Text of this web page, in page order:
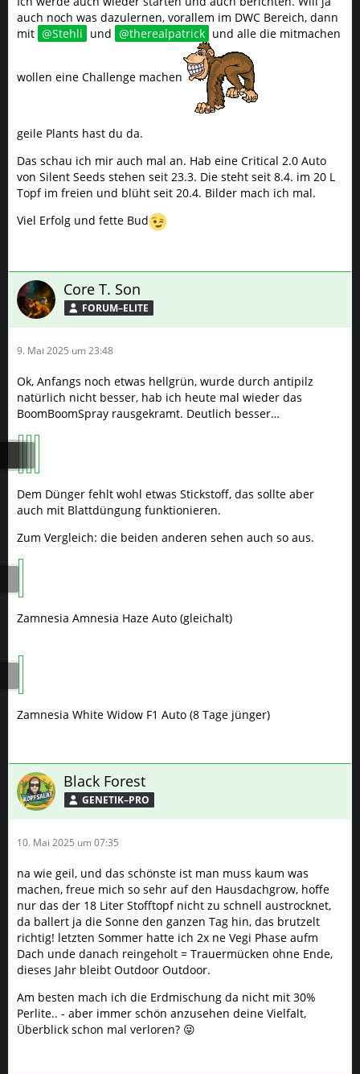
auch noch was dazulernen, vorallem im DWC Bereich, dann
mit
Stehli und therealpatrick und alle die mitmachen
wollen eine Challenge machen
geile Plants hast du da.
Das schau ich mir auch mal an. Hab eine Critical 2.0 Auto
von Silent Seeds stehen seit 23.3. Die steht seit 8.4. im 20 L
Topf im freien und blüht seit 20.4. Bilder mach ich mal.
Viel Erfolg und fette Bud
Core T. Son
FORUM–ELITE
9. Mai 2025 um 23:48
Ok, Anfangs noch etwas hellgrün, wurde durch antipilz
natürlich nicht besser, hab ich heute mal wieder das
BoomBoomSpray rausgekramt. Deutlich besser…
Dem Dünger fehlt wohl etwas Stickstoff, das sollte aber
auch mit Blattdüngung funktionieren.
Zum Vergleich: die beiden anderen sehen auch so aus.
Zamnesia Amnesia Haze Auto (gleichalt)
Zamnesia White Widow F1 Auto (8 Tage jünger)
Black Forest
GENETIK–PRO
10. Mai 2025 um 07:35
na wie geil, und das schönste ist man muss kaum was
machen, freue mich so sehr auf den Hausdachgrow, hoffe
nur das der 18 Liter Stofftopf nicht zu schnell austrocknet,
da ballert ja die Sonne den ganzen Tag hin, das brutzelt
richtig! letzten Sommer hatte ich 2x ne Vegi Phase aufm
Dach unde danach reingeholt = Trauermücken ohne Ende,
dieses Jahr bleibt Outdoor Outdoor.
Am besten mach ich die Erdmischung da nicht mit 30%
Perlite.. - aber immer schön anzusehen deine Vielfalt,
Überblick schon mal verloren? 😜